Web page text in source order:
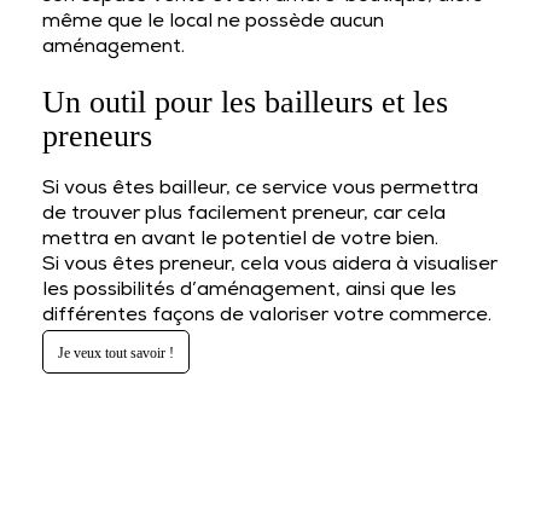
même que le local ne possède aucun
aménagement.
Un outil pour les bailleurs et les
preneurs
Si vous êtes bailleur, ce service vous permettra
de trouver plus facilement preneur, car cela
mettra en avant le potentiel de votre bien.
Si vous êtes preneur, cela vous aidera à visualiser
les possibilités d’aménagement, ainsi que les
différentes façons de valoriser votre commerce.
Je veux tout savoir !